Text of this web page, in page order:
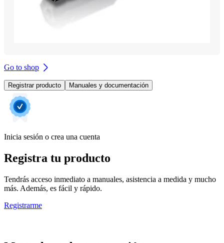
Go to shop
Registrar producto Manuales y documentación
Inicia sesión o crea una cuenta
Registra tu producto
Tendrás acceso inmediato a manuales, asistencia a medida y mucho
más. Además, es fácil y rápido.
Registrarme